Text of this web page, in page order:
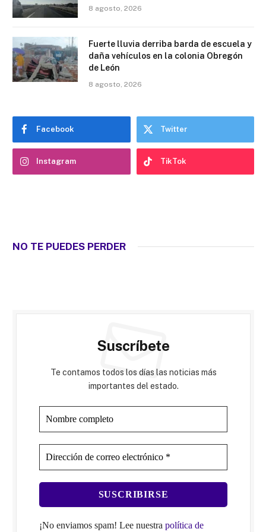
8 agosto, 2026
Fuerte lluvia derriba barda de escuela y
daña vehículos en la colonia Obregón
de León
8 agosto, 2026
Facebook Twitter
Instagram TikTok
NO TE PUEDES PERDER
Suscríbete
Te contamos todos los días las noticias más
importantes del estado.
¡No enviamos spam! Lee nuestra política de